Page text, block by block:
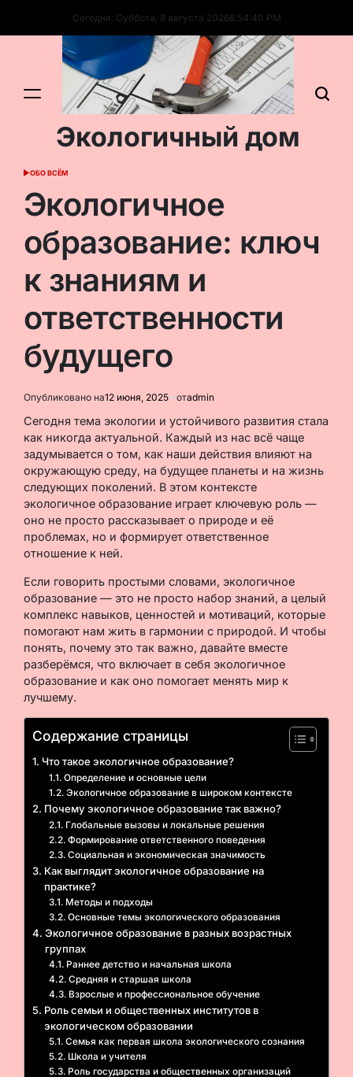
содержимому
Сегодня: Суббота, 8 августа 20268:54:42 PM
Экологичный дом
ОПУБЛИКОВАНО
ОБО ВСЁМ
Экологичное
образование: ключ
к знаниям и
ответственности
будущего
Опубликовано на12 июня, 2025 отadmin
Сегодня тема экологии и устойчивого развития стала
как никогда актуальной. Каждый из нас всё чаще
задумывается о том, как наши действия влияют на
окружающую среду, на будущее планеты и на жизнь
следующих поколений. В этом контексте
экологичное образование играет ключевую роль —
оно не просто рассказывает о природе и её
проблемах, но и формирует ответственное
отношение к ней.
Если говорить простыми словами, экологичное
образование — это не просто набор знаний, а целый
комплекс навыков, ценностей и мотиваций, которые
помогают нам жить в гармонии с природой. И чтобы
понять, почему это так важно, давайте вместе
разберёмся, что включает в себя экологичное
образование и как оно помогает менять мир к
лучшему.
Содержание страницы
Что такое экологичное образование?
Определение и основные цели
Экологичное образование в широком контексте
Почему экологичное образование так важно?
Глобальные вызовы и локальные решения
Формирование ответственного поведения
Социальная и экономическая значимость
Как выглядит экологичное образование на
практике?
Методы и подходы
Основные темы экологического образования
Экологичное образование в разных возрастных
группах
Раннее детство и начальная школа
Средняя и старшая школа
Взрослые и профессиональное обучение
Роль семьи и общественных институтов в
экологическом образовании
Семья как первая школа экологического сознания
Школа и учителя
Роль государства и общественных организаций